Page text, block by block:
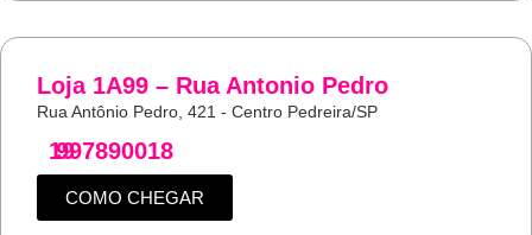
Loja 1A99 – Rua Antonio Pedro
Rua Antônio Pedro, 421 - Centro Pedreira/SP
19
997890018
COMO CHEGAR